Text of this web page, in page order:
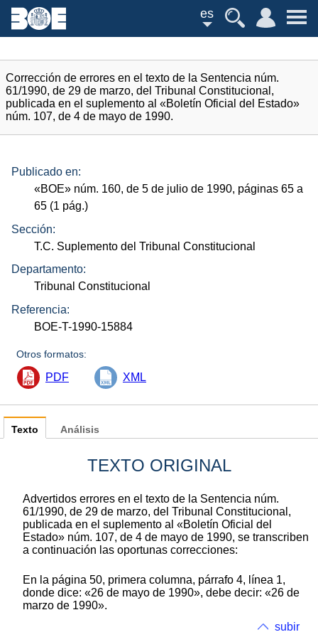
es
Corrección de errores en el texto de la Sentencia núm.
61/1990, de 29 de marzo, del Tribunal Constitucional,
publicada en el suplemento al «Boletín Oficial del Estado»
núm. 107, de 4 de mayo de 1990.
Publicado en:
«BOE» núm. 160, de 5 de julio de 1990, páginas 65 a
65 (1 pág.)
Sección:
T.C. Suplemento del Tribunal Constitucional
Departamento:
Tribunal Constitucional
Referencia:
BOE-T-1990-15884
Otros formatos:
PDF XML
Texto
TEXTO ORIGINAL
Advertidos errores en el texto de la Sentencia núm.
61/1990, de 29 de marzo, del Tribunal Constitucional,
publicada en el suplemento al «Boletín Oficial del
Estado» núm. 107, de 4 de mayo de 1990, se transcriben
a continuación las oportunas correcciones:
En la página 50, primera columna, párrafo 4, línea 1,
donde dice: «26 de mayo de 1990», debe decir: «26 de
marzo de 1990».
Análisis
subir